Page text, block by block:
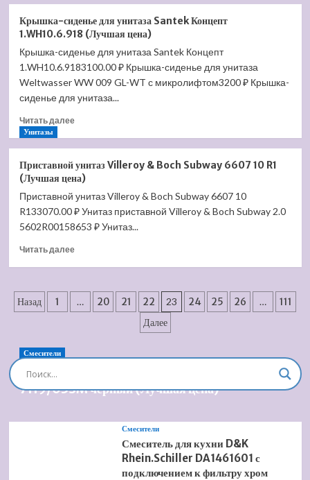
Jacob
Delafon
Vox
56
EYG102-
(Лучшая
цена)
Крышка-сиденье для унитаза Santek Концепт
1.WH10.6.918 (Лучшая цена)
Крышка-сиденье для унитаза Santek Концепт
1.WH10.6.9183100.00 ₽ Крышка-сиденье для унитаза
Weltwasser WW 009 GL-WT с микролифтом3200 ₽ Крышка-
сиденье для унитаза...
Читать далееПрочитать
сиденье
для
унитаза
Santek
Концепт
(Лучшая
Унитазы
Приставной унитаз Villeroy & Boch Subway 6607 10 R1
(Лучшая цена)
Приставной унитаз Villeroy & Boch Subway 6607 10
R133070.00 ₽ Унитаз приставной Villeroy & Boch Subway 2.0
5602R00158653 ₽ Унитаз...
Читать далееПрочитать
унитаз
Villeroy
R1
Пагинация
Назад 1 … 20 21 22 23 24 25 26 …
111
Далее
Смесители
Душевая система встроенная Timo Briana SX-
7119/03SM черный (Лучшая цена)
Смесители
Смеситель для кухни D&K
Rhein.Schiller DA1461601 с
подключением к фильтру хром